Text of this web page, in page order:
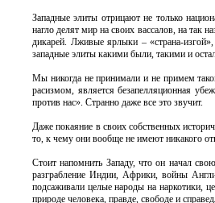
Западные элиты отрицают не только
нагло делят мир на своих вассалов, на так
дикарей. Лживые ярлыки – «страна-
западные элиты какими были, такими и
Мы никогда не принимали и не примем
расизмом, является безапелляционная
против нас». Странно даже все это звучит.
Даже покаяние в своих собственных
то, к чему они вообще не имеют никакого
Стоит напомнить Западу, что он начал
разграбление Индии, Африки, войны
подсаживали целые народы на наркотики,
природе человека, правде, свободе и